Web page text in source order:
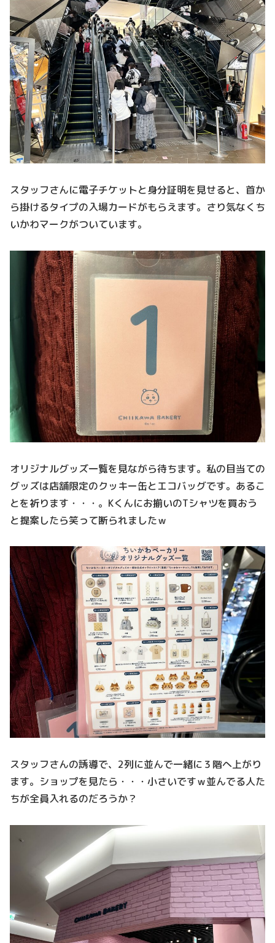
スタッフさんに電子チケットと身分証明を見せると、首か
ら掛けるタイプの入場カードがもらえます。さり気なくち
いかわマークがついています。
オリジナルグッズ一覧を見ながら待ちます。私の目当ての
グッズは店舗限定のクッキー缶とエコバッグです。あるこ
とを祈ります・・・。Kくんにお揃いのTシャツを買おう
と提案したら笑って断られましたｗ
スタッフさんの誘導で、2列に並んで一緒に３階へ上がり
ます。ショップを見たら・・・小さいですｗ並んでる人た
ちが全員入れるのだろうか？